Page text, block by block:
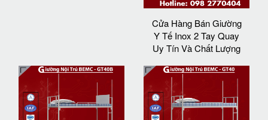
Cửa Hàng Bán Giường
Y Tế Inox 2 Tay Quay
Uy Tín Và Chất Lượng